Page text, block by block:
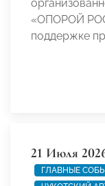
«ОПОРОЙ
поддержке
21 Июля
ГЛАВНЫЕ